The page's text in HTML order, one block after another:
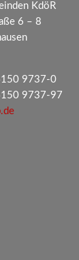
KdöR
6 – 8
9737-0
9737-97